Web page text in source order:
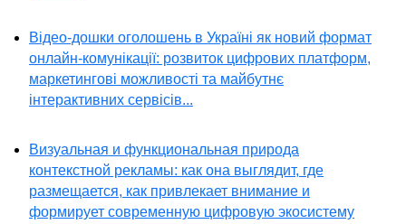
Відео-дошки оголошень в Україні як новий формат
онлайн-комунікації: розвиток цифрових платформ,
маркетингові можливості та майбутнє
інтерактивних сервісів...
Визуальная и функциональная природа
контекстной рекламы: как она выглядит, где
размещается, как привлекает внимание и
формирует современную цифровую экосистему